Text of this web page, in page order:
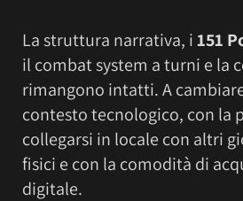
La struttura narrativa, i151
il combat system a turni e la
rimangono intatti. A
contesto tecnologico, con la
collegarsi in locale con altri
fisici e con la comodità di
digitale.